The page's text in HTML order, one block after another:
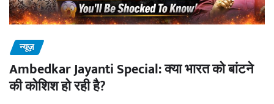
न्यूज़
Ambedkar Jayanti Special: क्या भारत को बांटने
की कोशिश हो रही है?